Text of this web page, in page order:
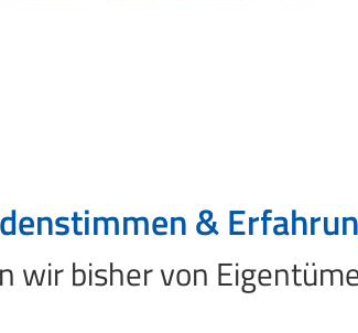
&
wir bisher von